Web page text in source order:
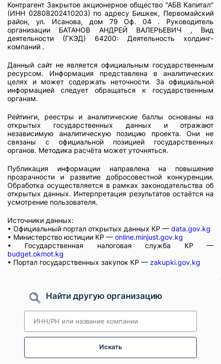
Контрагент Закрытое акционерное общество "АБВ Капитал"
(ИНН 02808202410203) по адресу Бишкек, Первомайский
район, ул. Исанова, дом 79 Оф. 04 . Руководитель
организации БАТАНОВ АНДРЕЙ ВАЛЕРЬЕВИЧ , Вид
деятельности (ГКЭД) 64200: Деятельность холдинг-
компаний .
Данный сайт не является официальным государственным
ресурсом. Информация представлена в аналитических
целях и может содержать неточности. За официальной
информацией следует обращаться к государственным
органам.
Рейтинги, реестры и аналитические баллы основаны на
открытых государственных данных и отражают
независимую аналитическую позицию проекта. Они не
связаны с официальной позицией государственных
органов. Методика расчёта может уточняться.
Публикация информации направлена на повышение
прозрачности и развитие добросовестной конкуренции.
Обработка осуществляется в рамках законодательства об
открытых данных. Интерпретация результатов остаётся на
усмотрение пользователя.
Источники данных:
• Официальный портал открытых данных КР — data.gov.kg
• Министерство юстиции КР — online.minjust.gov.kg
• Государственная налоговая служба КР —
budget.okmot.kg
• Портал государственных закупок КР — zakupki.gov.kg
Найти другую организацию
Искать